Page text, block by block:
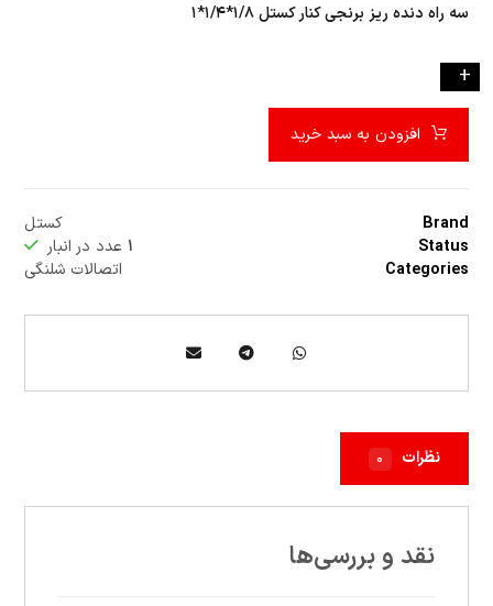
سه راه دنده ريز برنجي کنار کستل ۱/۸*۱/۴*۱
+
افزودن به سبد خرید
Brand
کستل
Status
۱ عدد در انبار
Categories
اتصالات شلنگی
نظرات ۰
نقد و بررسی‌ها